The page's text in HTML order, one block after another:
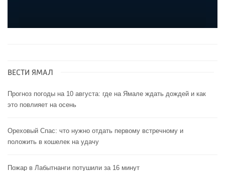
ВЕСТИ ЯМАЛ
Прогноз погоды на 10 августа: где на Ямале ждать дождей и как
это повлияет на осень
Ореховый Спас: что нужно отдать первому встречному и
положить в кошелек на удачу
Пожар в Лабытнанги потушили за 16 минут